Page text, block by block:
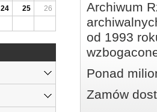
Archiwum
od 1993
Ponad
Zamów
24 25
26